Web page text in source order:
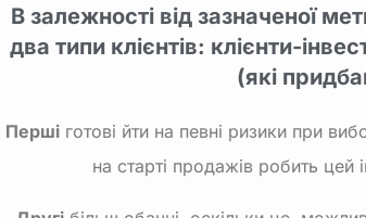
В залежності від зазначеної
два типи клієнтів: клієнти-
(які
Першіготові йти на певні ризики при
на старті продажів робить цей